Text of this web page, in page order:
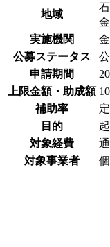
地域
実施機関
公募ステータス
申請期間
上限金額・助成額
補助率
目的
対象経費
対象事業者